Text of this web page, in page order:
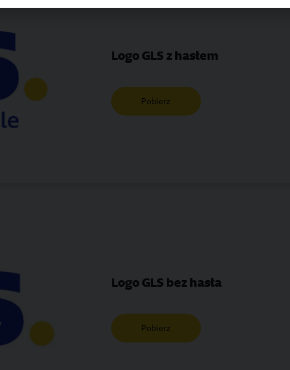
Logo GLS z hasłem
Pobierz
Logo GLS bez hasła
Pobierz